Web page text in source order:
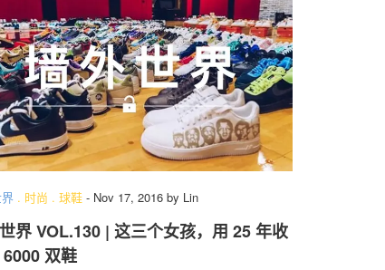
. 时尚 . 球鞋 - Nov 17, 2016 by Lin
界 VOL.130 | 这三个女孩，用 25 年收
双鞋